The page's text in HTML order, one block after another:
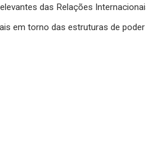
das Relações
em torno das estruturas de